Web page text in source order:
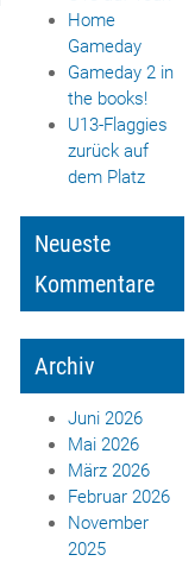
Home
Gameday
Gameday 2 in
the books!
U13-Flaggies
zurück auf
dem Platz
Neueste
Kommentare
Archiv
Juni 2026
Mai 2026
März 2026
Februar 2026
November
2025